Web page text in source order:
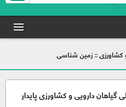
کشاورزی :: زمین شناسی
دارویی و کشاورزی پایدار